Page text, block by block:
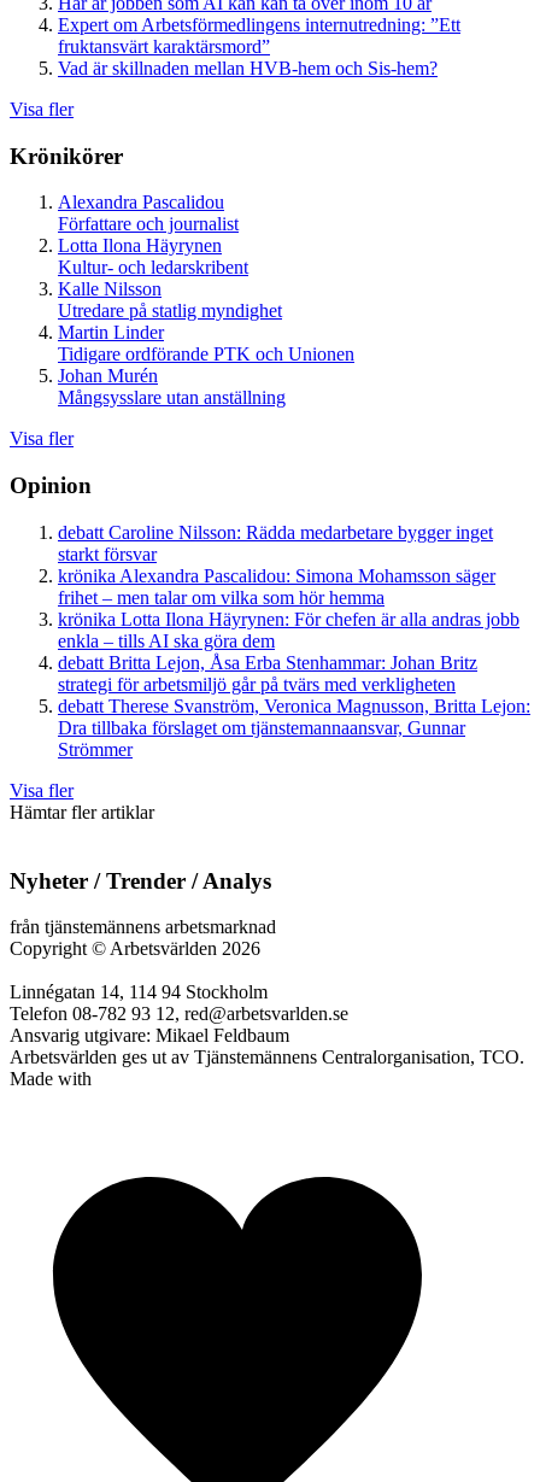
Expert om Arbetsförmedlingens internutredning: ”Ett
fruktansvärt karaktärsmord”
Vad är skillnaden mellan HVB-hem och Sis-hem?
Visa fler
Krönikörer
Alexandra Pascalidou
Författare och journalist
Lotta Ilona Häyrynen
Kultur- och ledarskribent
Kalle Nilsson
Utredare på statlig myndighet
Martin Linder
Tidigare ordförande PTK och Unionen
Johan Murén
Mångsysslare utan anställning
Visa fler
Opinion
debatt Caroline Nilsson: Rädda medarbetare bygger inget
starkt försvar
krönika Alexandra Pascalidou: Simona Mohamsson säger
frihet – men talar om vilka som hör hemma
krönika Lotta Ilona Häyrynen: För chefen är alla andras jobb
enkla – tills AI ska göra dem
debatt Britta Lejon, Åsa Erba Stenhammar: Johan Britz
strategi för arbetsmiljö går på tvärs med verkligheten
debatt Therese Svanström, Veronica Magnusson, Britta Lejon:
Dra tillbaka förslaget om tjänstemannaansvar, Gunnar
Strömmer
Visa fler
Hämtar fler artiklar
Nyheter / Trender / Analys
från tjänstemännens arbetsmarknad
Copyright © Arbetsvärlden 2026
Linnégatan 14, 114 94 Stockholm
Telefon 08-782 93 12, red@arbetsvarlden.se
Ansvarig utgivare: Mikael Feldbaum
Arbetsvärlden ges ut av Tjänstemännens Centralorganisation, TCO.
Made with